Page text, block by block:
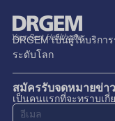
DRGEM เป็นผู้ให้บริกา
ระดับโลก
สมัครรับจดหมายข่าว
เป็นคนแรกที่จะทราบเกี่